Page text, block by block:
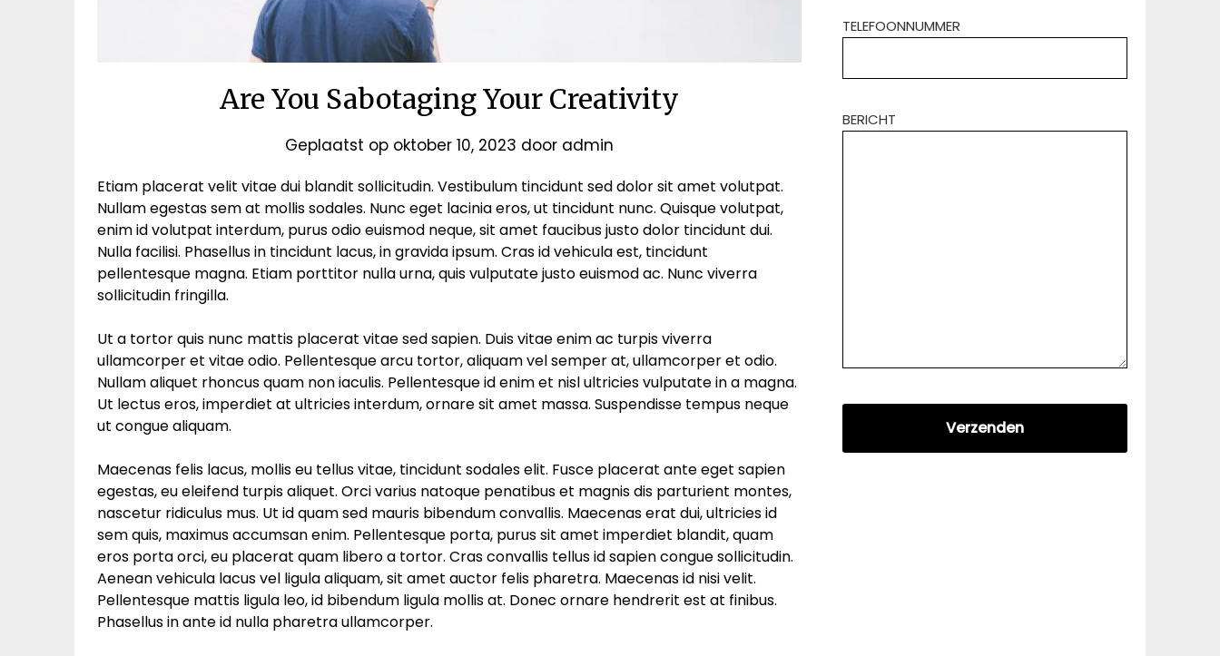
Are You Sabotaging Your Creativity
Geplaatst op oktober 10, 2023 door admin
Etiam placerat velit vitae dui blandit sollicitudin. Vestibulum tincidunt sed dolor sit amet volutpat.
Nullam egestas sem at mollis sodales. Nunc eget lacinia eros, ut tincidunt nunc. Quisque volutpat,
enim id volutpat interdum, purus odio euismod neque, sit amet faucibus justo dolor tincidunt dui.
Nulla facilisi. Phasellus in tincidunt lacus, in gravida ipsum. Cras id vehicula est, tincidunt
pellentesque magna. Etiam porttitor nulla urna, quis vulputate justo euismod ac. Nunc viverra
sollicitudin fringilla.
Ut a tortor quis nunc mattis placerat vitae sed sapien. Duis vitae enim ac turpis viverra
ullamcorper et vitae odio. Pellentesque arcu tortor, aliquam vel semper at, ullamcorper et odio.
Nullam aliquet rhoncus quam non iaculis. Pellentesque id enim et nisl ultricies vulputate in a magna.
Ut lectus eros, imperdiet at ultricies interdum, ornare sit amet massa. Suspendisse tempus neque
ut congue aliquam.
Maecenas felis lacus, mollis eu tellus vitae, tincidunt sodales elit. Fusce placerat ante eget sapien
egestas, eu eleifend turpis aliquet. Orci varius natoque penatibus et magnis dis parturient montes,
nascetur ridiculus mus. Ut id quam sed mauris bibendum convallis. Maecenas erat dui, ultricies id
sem quis, maximus accumsan enim. Pellentesque porta, purus sit amet imperdiet blandit, quam
eros porta orci, eu placerat quam libero a tortor. Cras convallis tellus id sapien congue sollicitudin.
Aenean vehicula lacus vel ligula aliquam, sit amet auctor felis pharetra. Maecenas id nisi velit.
Pellentesque mattis ligula leo, id bibendum ligula mollis at. Donec ornare hendrerit est at finibus.
Phasellus in ante id nulla pharetra ullamcorper.
TELEFOONNUMMER
BERICHT